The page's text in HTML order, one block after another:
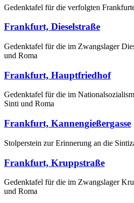
Gedenktafel für die verfolgten
Frankfurt, Dieselstraße
Gedenktafel für die im Zwangslager
und Roma
Frankfurt, Hauptfriedhof
Gedenktafel für die im
Sinti und Roma
Frankfurt, Kannengießergasse
Stolperstein zur Erinnerung an die
Frankfurt, Kruppstraße
Gedenktafel für die im Zwangslager
und Roma